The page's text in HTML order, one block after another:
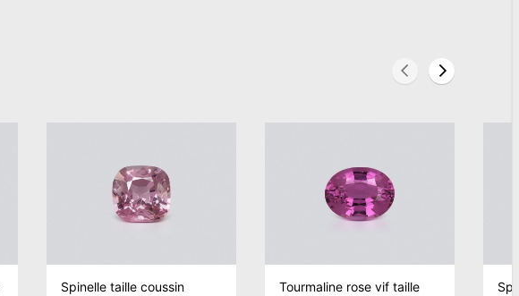
Spinelle taille coussin
Tourmaline rose vif taille